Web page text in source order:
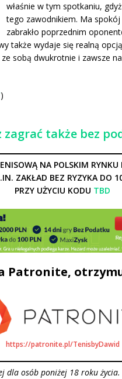
właśnie w tym spotkaniu,
tego zawodnikiem. Ma
zabrakło poprzednim
także wydaje się realną
sobą dwukrotnie i zawsze
)
zagrać także bez
NA POLSKIM
ZAKŁAD BEZ RYZYKA DO
PRZY UŻYCIU KODU TBD
Patronite,
https://patronite.pl/TenisbyDawid
dla osób poniżej 18 roku